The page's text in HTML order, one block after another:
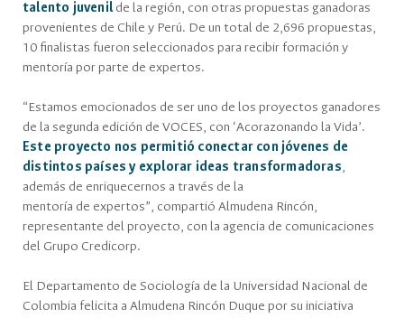
talento juvenilde la región, con otras propuestas ganadoras
provenientes de Chile y Perú. De un total de 2,696 propuestas,
10 finalistas fueron seleccionados para recibir formación y
mentoría por parte de expertos.
“Estamos emocionados de ser uno de los proyectos ganadores
de la segunda edición de VOCES, con ‘Acorazonando la Vida’.
Este proyecto nos permitió conectar con jóvenes de
distintos países y explorar ideas transformadoras,
además de enriquecernos a través de la
mentoría de expertos”, compartió Almudena Rincón,
representante del proyecto, con la agencia de comunicaciones
del Grupo Credicorp.
El Departamento de Sociología de la Universidad Nacional de
Colombia felicita a Almudena Rincón Duque por su iniciativa